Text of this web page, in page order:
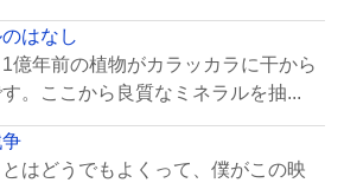
はなし
億年前の植物がカラッカラに干から
。ここから良質なミネラルを抽...
はどうでもよくって、僕がこの映